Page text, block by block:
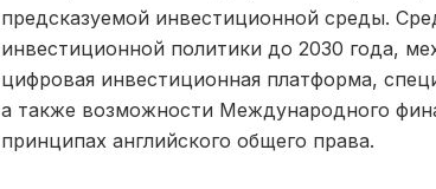
предсказуемой инвестиционной среды.
инвестиционной политики до 2030 года,
цифровая инвестиционная платформа,
а также возможности Международного
принципах английского общего права.